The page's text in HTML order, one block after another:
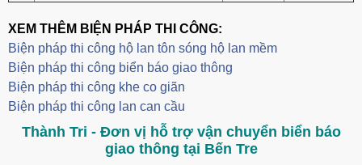
XEM THÊM BIỆN PHÁP THI CÔNG:
Biện pháp thi công hộ lan tôn sóng hộ lan mềm
Biện pháp thi công biển báo giao thông
Biện pháp thi công khe co giãn
Biện pháp thi công lan can cầu
Thành Tri - Đơn vị hỗ trợ vận chuyển biển báo
giao thông tại Bến Tre